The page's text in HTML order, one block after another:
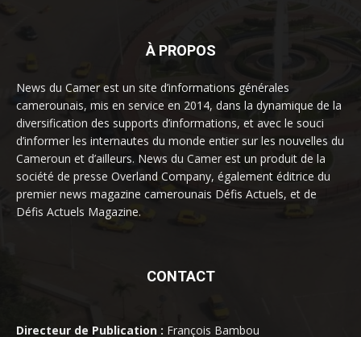
À PROPOS
News du Camer est un site d’informations générales
camerounais, mis en service en 2014, dans la dynamique de la
diversification des supports d’informations, et avec le souci
d’informer les internautes du monde entier sur les nouvelles du
Cameroun et d’ailleurs. News du Camer est un produit de la
société de presse Overland Company, également éditrice du
premier news magazine camerounais Défis Actuels, et de
Défis Actuels Magazine.
CONTACT
Directeur de Publication : François Bambou